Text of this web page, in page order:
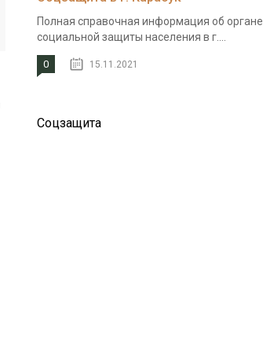
Полная справочная информация об органе
социальной защиты населения в г....
0 15.11.2021
Соцзащита